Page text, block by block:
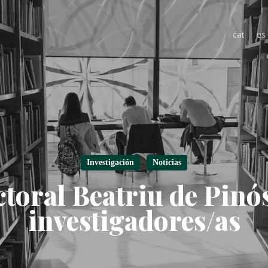
cat es
Investigación Noticias
Beatriu de
investigadores/as